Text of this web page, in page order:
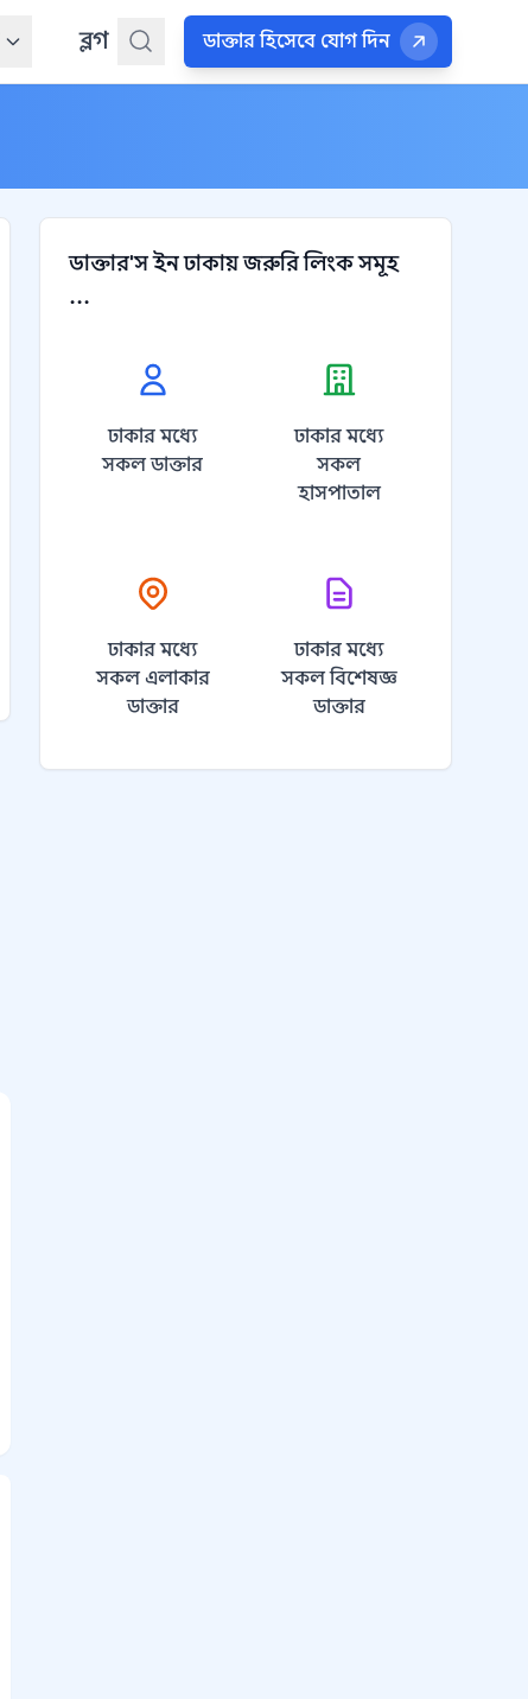
ব্লগ ডাক্তার হিসেবে যোগ দিন
ডাক্তার'স ইন ঢাকায় জরুরি লিংক সমূহ
...
ঢাকার মধ্যে
সকল ডাক্তার
ঢাকার মধ্যে
সকল
হাসপাতাল
ঢাকার মধ্যে
সকল এলাকার
ডাক্তার
ঢাকার মধ্যে
সকল বিশেষজ্ঞ
ডাক্তার